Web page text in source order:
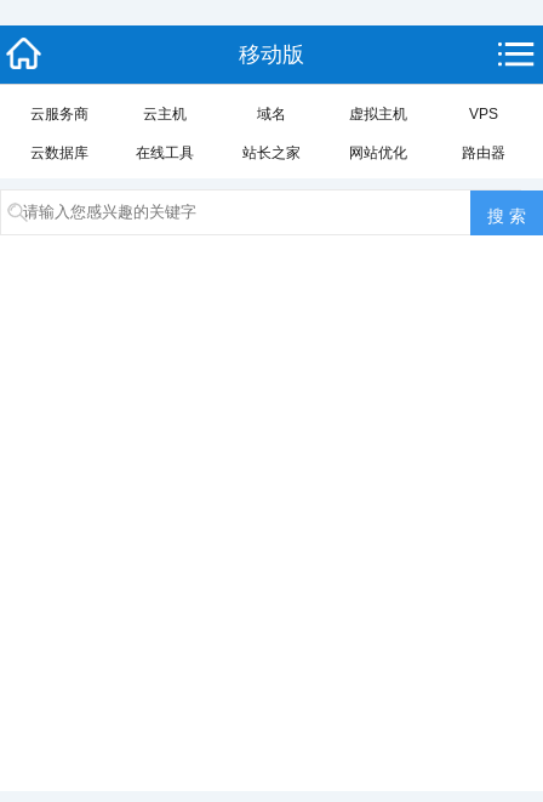
移动版
云服务商 云主机 域名 虚拟主机 VPS
云数据库 在线工具 站长之家 网站优化 路由器